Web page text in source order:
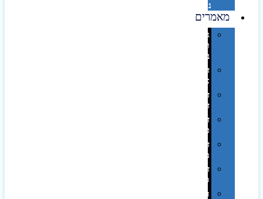
נייר
מאמרים
גימורים
והשבחות
בדפוס
דפוס
אופסט
דפוס
דיגיטלי
דפוס
טמפון
דפוס
משי
דפוס
סובלימציה
הדפס